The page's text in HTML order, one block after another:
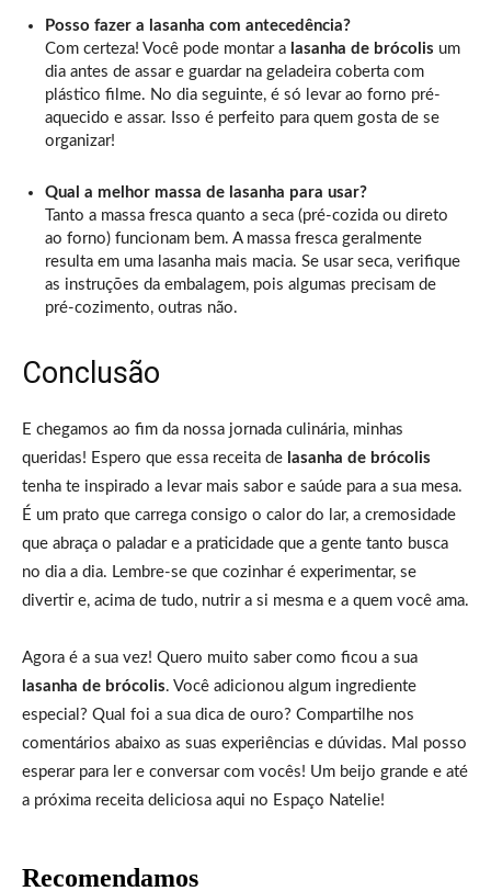
Posso fazer a lasanha com antecedência?
Com certeza! Você pode montar a lasanha de brócolis um
dia antes de assar e guardar na geladeira coberta com
plástico filme. No dia seguinte, é só levar ao forno pré-
aquecido e assar. Isso é perfeito para quem gosta de se
organizar!
Qual a melhor massa de lasanha para usar?
Tanto a massa fresca quanto a seca (pré-cozida ou direto
ao forno) funcionam bem. A massa fresca geralmente
resulta em uma lasanha mais macia. Se usar seca, verifique
as instruções da embalagem, pois algumas precisam de
pré-cozimento, outras não.
Conclusão
E chegamos ao fim da nossa jornada culinária, minhas
queridas! Espero que essa receita de lasanha de brócolis
tenha te inspirado a levar mais sabor e saúde para a sua mesa.
É um prato que carrega consigo o calor do lar, a cremosidade
que abraça o paladar e a praticidade que a gente tanto busca
no dia a dia. Lembre-se que cozinhar é experimentar, se
divertir e, acima de tudo, nutrir a si mesma e a quem você ama.
Agora é a sua vez! Quero muito saber como ficou a sua
lasanha de brócolis. Você adicionou algum ingrediente
especial? Qual foi a sua dica de ouro? Compartilhe nos
comentários abaixo as suas experiências e dúvidas. Mal posso
esperar para ler e conversar com vocês! Um beijo grande e até
a próxima receita deliciosa aqui no Espaço Natelie!
Recomendamos